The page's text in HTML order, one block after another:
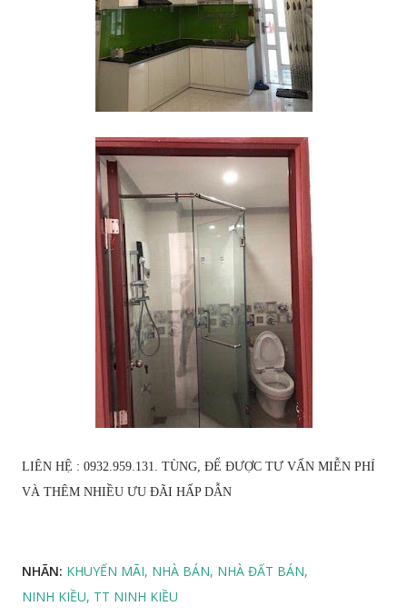
LIÊN HỆ : 0932.959.131. TÙNG, ĐỂ ĐƯỢC TƯ VẤN MIỄN PHÍ
VÀ THÊM NHIỀU ƯU ĐÃI HẤP DẪN
NHÃN: KHUYẾN MÃI NHÀ BÁN NHÀ ĐẤT BÁN
NINH KIỀU TT NINH KIỀU